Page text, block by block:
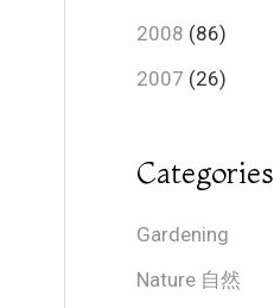
2008 (86)
2007 (26)
Categories
Gardening
Nature 自然